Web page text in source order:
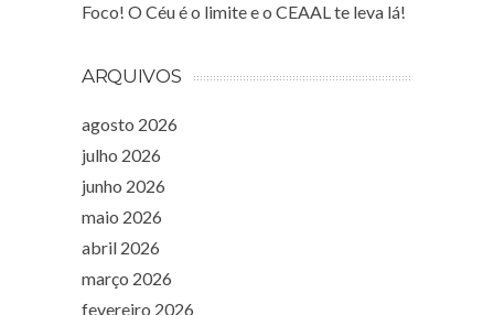
Foco! O Céu é o limite e o CEAAL te leva lá!
ARQUIVOS
agosto 2026
julho 2026
junho 2026
maio 2026
abril 2026
março 2026
fevereiro 2026